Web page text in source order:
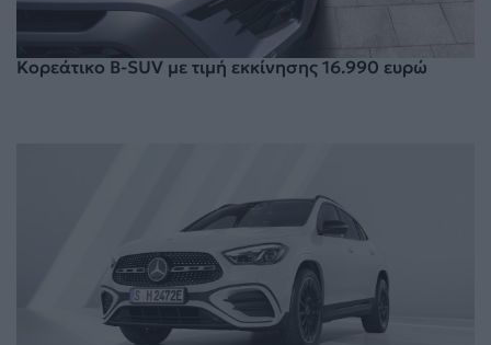
Κορεάτικο B-SUV με τιμή εκκίνησης 16.990 ευρώ